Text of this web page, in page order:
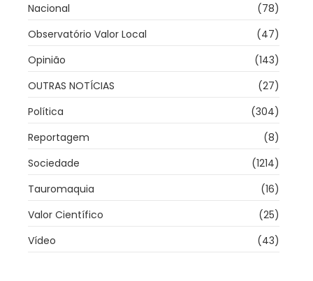
Nacional
(78)
Observatório Valor Local
(47)
Opinião
(143)
OUTRAS NOTÍCIAS
(27)
Política
(304)
Reportagem
(8)
Sociedade
(1214)
Tauromaquia
(16)
Valor Científico
(25)
Vídeo
(43)